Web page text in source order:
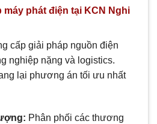
phát điện tại KCN Nghi
cấp giải pháp nguồn điện
nghiệp nặng và logistics.
lại phương án tối ưu nhất
Phân phối các thương